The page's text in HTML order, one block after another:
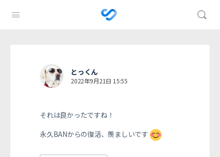
とっくん
2022年9月21日 15:55
それは良かったですね！
永久BANからの復活、羨ましいです